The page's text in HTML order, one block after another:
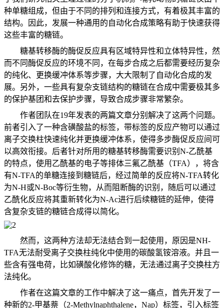
种单糖组成，但由于不同的排列和连接方式，有着极其丰富的
结构。因此，发展一种通用的自动化合成策略有助于快速获得
这些丰富的糖链。
糖基转移酶的酶促反应具有区域特异性和立体特异性，然
而不同酶促反应的环境不同，在每步合成之后都需要经历复杂
的纯化、更换缓冲体系等步骤，大大限制了自动化合成的发
展。另外，一些具有复杂支链结构的糖链在合成中需要极其多
的保护基团和去保护步骤，导致合成步骤非常繁杂。
作者团队在19年发表的两篇文章分别解决了这两个问题。
前者引入了一种含磺酸盐的标签，带标签的反应产物可以通过
离子交换柱快速纯化并更换缓冲体系，使得多步酶促反应间可
以高效衔接。后者针对所用的糖基转移酶需要识别N-乙酰基
的特点，使用乙酰基的电子等排体三氟乙酰基（TFA），将含
有N-TFA的单糖连接到糖链后，经过简单的反应将N-TFA转化
为N-H或N-Boc等衍生物，从而阻断酶的识别，随后可以通过
乙酰化反应将其重新转化为N-Ac进行后续糖链的延伸，使得
含复杂支链的糖链合成得以简化。
然而，这两种方法却无法结合到一起使用，原因是NH-
TFA无法耐受离子交换柱纯化中使用的碳酸氢铵溶液。并且一
些含有强电荷，比如磺酸化修饰的糖，无法通过离子交换柱方
法纯化。
作者在这篇文章的工作中解决了这一痛点，首先开发了一
种新的2-甲基萘（2-Methylnaphthalene，Nap）标签，引入标签